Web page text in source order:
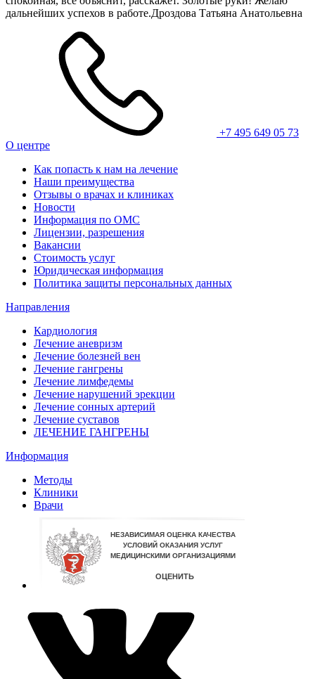
дальнейших успехов в работе.Дроздова Татьяна Анатольевна
+7 495 649 05 73
О центре
Как попасть к нам на лечение
Наши преимущества
Отзывы о врачах и клиниках
Новости
Информация по ОМС
Лицензии, разрешения
Вакансии
Стоимость услуг
Юридическая информация
Политика защиты персональных данных
Направления
Кардиология
Лечение аневризм
Лечение болезней вен
Лечение гангрены
Лечение лимфедемы
Лечение нарушений эрекции
Лечение сонных артерий
Лечение суставов
ЛЕЧЕНИЕ ГАНГРЕНЫ
Информация
Методы
Клиники
Врачи